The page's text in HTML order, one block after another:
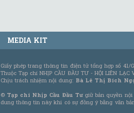
MEDIA KIT
Giấy phép trang thông tin điện tử tổng hợp số 41/
Thuộc Tạp chí NHỊP CẦU ĐẦU TƯ - HỘI LIÊN LẠC
Chịu trách nhiệm nội dung: Bà Lê Thị Bích
© Tạp chí Nhịp Cầu Đầu Tưgiữ bản quyền nội
dung thông tin này khi có sự đồng ý bằng văn